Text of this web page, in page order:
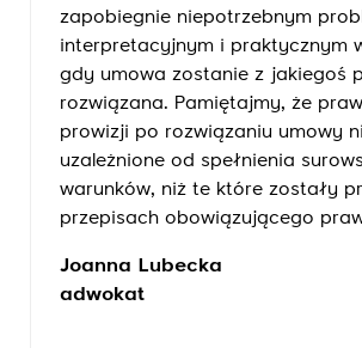
zapobiegnie niepotrzebnym
interpretacyjnym i praktycznym
gdy umowa zostanie z jakiegoś
rozwiązana. Pamiętajmy, że
prowizji po rozwiązaniu umowy
uzależnione od spełnienia
warunków, niż te które zostały
przepisach obowiązującego
Joanna Lubecka
adwokat